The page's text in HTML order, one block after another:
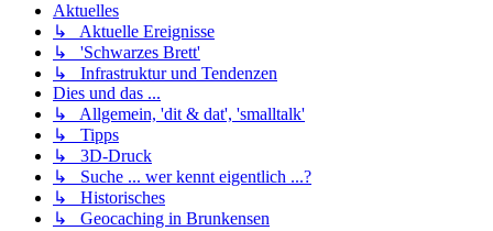
Aktuelles
↳ Aktuelle Ereignisse
↳ 'Schwarzes Brett'
↳ Infrastruktur und Tendenzen
Dies und das ...
↳ Allgemein, 'dit & dat', 'smalltalk'
↳ Tipps
↳ 3D-Druck
↳ Suche ... wer kennt eigentlich ...?
↳ Historisches
↳ Geocaching in Brunkensen